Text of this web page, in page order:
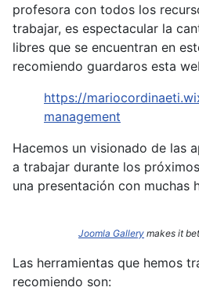
profesora con todos los
trabajar, es espectacular la
libres que se encuentran en
recomiendo guardaros esta
https://
management
Hacemos un visionado de las
a trabajar durante los
una presentación con muchas
Joomla Gallery makes it
Las herramientas que hemos
recomiendo son: